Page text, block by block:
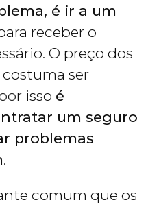
é ir a um
receber o
O preço dos
ser
isso é
um seguro
problemas
.
comum que os